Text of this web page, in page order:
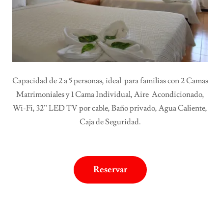
Capacidad de 2 a 5 personas, ideal para familias con 2 Camas
Matrimoniales y 1 Cama Individual, Aire Acondicionado,
Wi-Fi, 32” LED TV por cable, Baño privado, Agua Caliente,
Caja de Seguridad.
Reservar